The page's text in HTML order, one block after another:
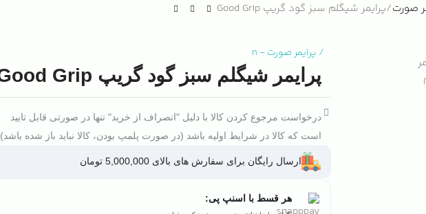
صورت پرایمر شیگلم سبز گود گریپ Good Grip
/ پرایمر صورت-
n
پرایمر شیگلم سبز گود گریپ Good Grip
درخواست مرجوع کردن کالا با دلیل "انصراف از خرید" تنها در صورتی قابل تایید
است که کالا در شرایط اولیه باشد (در صورت پلمپ بودن، کالا نباید باز شده باشد).
ارسال رایگان برای سفارش های بالای 5,000,000 تومان
هر قسط با اسنپ پی: